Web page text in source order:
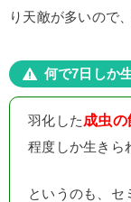
り天敵が多いので
何で7日しか
羽化した成虫
程度しか生きら
というのも、セ